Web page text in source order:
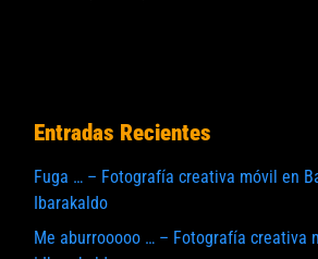
Entradas Recientes
Fuga … – Fotografía creativa móvil en
Ibarakaldo
Me aburrooooo … – Fotografía creativa